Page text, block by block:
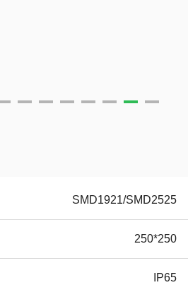
SMD1921/SMD2525
250*250
IP65